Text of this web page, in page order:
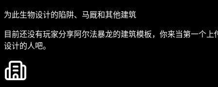
为此生物设计的陷阱、马厩和其他建筑
目前还没有玩家分享阿尔法暴龙的建筑模板，你来当第一个上
设计的人吧。